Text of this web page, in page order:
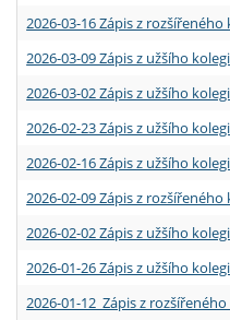
2026-03-16 Zápis z
2026-03-09 Zápis z užšího
2026-03-02 Zápis z užšího
2026-02-23 Zápis z užšího
2026-02-16 Zápis z užšího
2026-02-09 Zápis z
2026-02-02 Zápis z užšího
2026-01-26 Zápis z užšího
2026-01-12 Zápis z